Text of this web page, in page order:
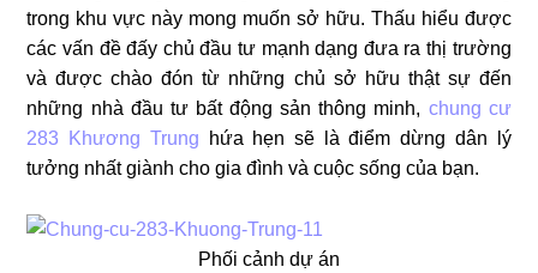
trong khu vực này mong muốn sở hữu. Thấu hiểu được
các vấn đề đấy chủ đầu tư mạnh dạng đưa ra thị trường
và được chào đón từ những chủ sở hữu thật sự đến
những nhà đầu tư bất động sản thông minh, chung cư
283 Khương Trung hứa hẹn sẽ là điểm dừng dân lý
tưởng nhất giành cho gia đình và cuộc sống của bạn.
Phối cảnh dự án